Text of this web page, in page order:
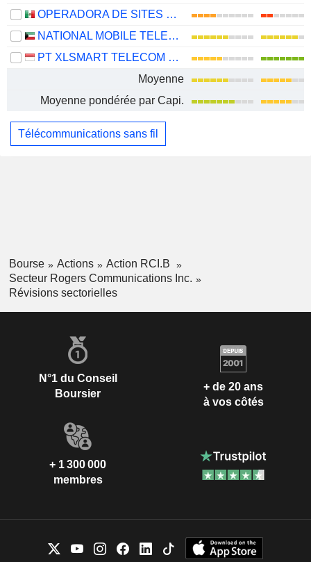
OPERADORA DE SITES MEXICANOS, S.A.B. DE C.V.
NATIONAL MOBILE TELECOMMUNICATIONS COMPANY K.S.C.P.
PT XLSMART TELECOM SEJAHTERA TBK
Moyenne
Moyenne pondérée par Capi.
Télécommunications sans fil
Bourse Actions
Action RCI.B
Secteur Rogers Communications Inc.
Révisions sectorielles
N°1 du Conseil
Boursier
+ de 20 ans
à vos côtés
+ 1 300 000
membres